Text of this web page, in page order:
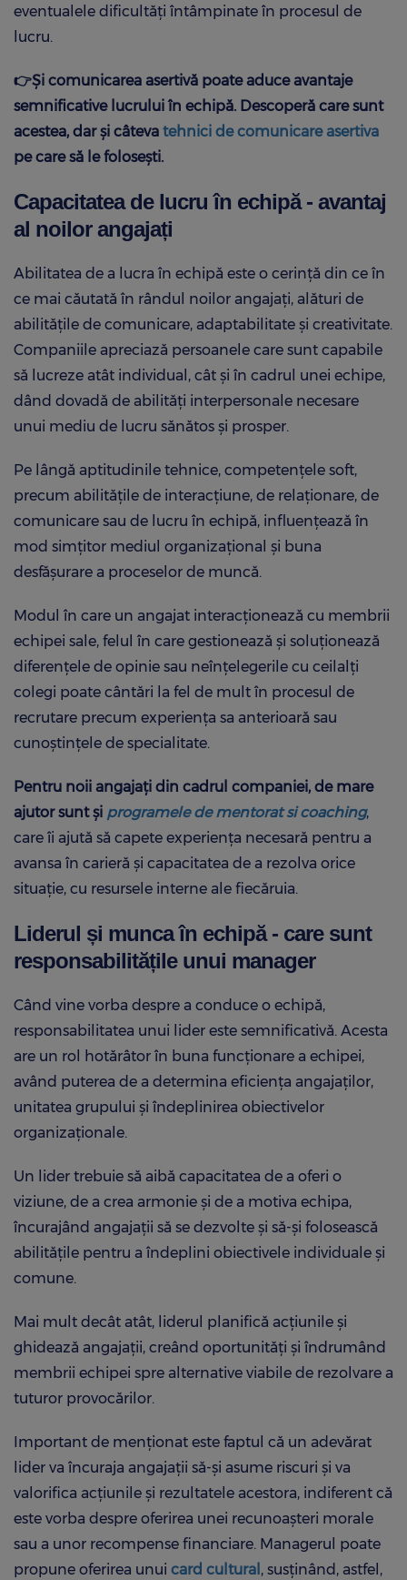
eventualele dificultăți întâmpinate în procesul de
lucru.
👉Și comunicarea asertivă poate aduce avantaje
semnificative lucrului în echipă. Descoperă care sunt
acestea, dar și câteva tehnici de comunicare asertiva
pe care să le folosești.
Capacitatea de lucru în echipă - avantaj
al noilor angajați
Abilitatea de a lucra în echipă este o cerință din ce în
ce mai căutată în rândul noilor angajați, alături de
abilitățile de comunicare, adaptabilitate și creativitate.
Companiile apreciază persoanele care sunt capabile
să lucreze atât individual, cât și în cadrul unei echipe,
dând dovadă de abilități interpersonale necesare
unui mediu de lucru sănătos și prosper.
Pe lângă aptitudinile tehnice, competențele soft,
precum abilitățile de interacțiune, de relaționare, de
comunicare sau de lucru în echipă, influențează în
mod simțitor mediul organizațional și buna
desfășurare a proceselor de muncă.
Modul în care un angajat interacționează cu membrii
echipei sale, felul în care gestionează și soluționează
diferențele de opinie sau neînțelegerile cu ceilalți
colegi poate cântări la fel de mult în procesul de
recrutare precum experiența sa anterioară sau
cunoștințele de specialitate.
Pentru noii angajați din cadrul companiei, de mare
ajutor sunt și programele de mentorat si coaching,
care îi ajută să capete experiența necesară pentru a
avansa în carieră și capacitatea de a rezolva orice
situație, cu resursele interne ale fiecăruia.
Liderul și munca în echipă - care sunt
responsabilitățile unui manager
Când vine vorba despre a conduce o echipă,
responsabilitatea unui lider este semnificativă. Acesta
are un rol hotărâtor în buna funcționare a echipei,
având puterea de a determina eficiența angajaților,
unitatea grupului și îndeplinirea obiectivelor
organizaționale.
Un lider trebuie să aibă capacitatea de a oferi o
viziune, de a crea armonie și de a motiva echipa,
încurajând angajații să se dezvolte și să-și folosească
abilitățile pentru a îndeplini obiectivele individuale și
comune.
Mai mult decât atât, liderul planifică acțiunile și
ghidează angajații, creând oportunități și îndrumând
membrii echipei spre alternative viabile de rezolvare a
tuturor provocărilor.
Important de menționat este faptul că un adevărat
lider va încuraja angajații să-și asume riscuri și va
valorifica acțiunile și rezultatele acestora, indiferent că
este vorba despre oferirea unei recunoașteri morale
sau a unor recompense financiare. Managerul poate
propune oferirea unui card cultural , susținând, astfel,